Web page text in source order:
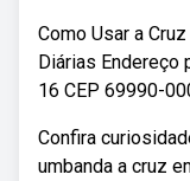
Como Usar a
Diárias Endereço
16 CEP 69990-
Confira
umbanda a cruz